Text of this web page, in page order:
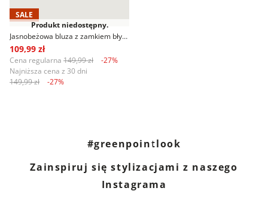
SALE
Produkt niedostępny.
Jasnobeżowa bluza z zamkiem błyskawicznym
109,99 zł
Cena regularna 149,99 zł
-27%
Najniższa cena z 30 dni
149,99 zł
-27%
#greenpointlook
Zainspiruj się stylizacjami z naszego
Instagrama